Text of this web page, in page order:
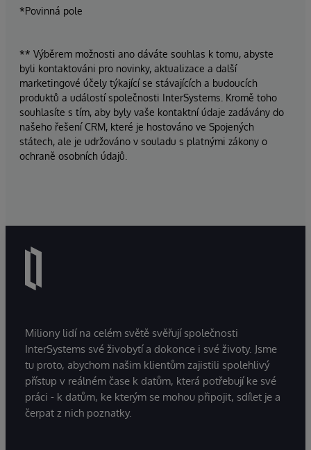
*Povinná pole
** Výběrem možnosti ano dáváte souhlas k tomu, abyste
byli kontaktováni pro novinky, aktualizace a další
marketingové účely týkající se stávajících a budoucích
produktů a událostí společnosti InterSystems. Kromě toho
souhlasíte s tím, aby byly vaše kontaktní údaje zadávány do
našeho řešení CRM, které je hostováno ve Spojených
státech, ale je udržováno v souladu s platnými zákony o
ochraně osobních údajů.
Miliony lidí na celém světě svěřují společnosti
InterSystems své živobytí a dokonce i své životy. Jsme
tu proto, abychom našim klientům zajistili spolehlivý
přístup v reálném čase k datům, která potřebují ke své
práci - k datům, ke kterým se mohou připojit, sdílet je a
čerpat z nich poznatky.